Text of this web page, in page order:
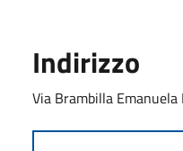
Indirizzo
Via Brambilla Emanuela